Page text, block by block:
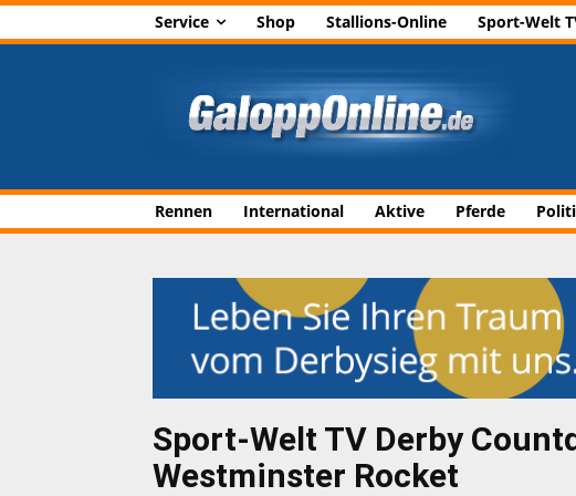
Service Shop Stallions-Online Sport-Welt
Rennen International Aktive Pferde
Sport-Welt TV Derby
Westminster Rocket